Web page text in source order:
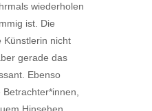
wiederholen
ist. Die
Künstlerin nicht
gerade das
Ebenso